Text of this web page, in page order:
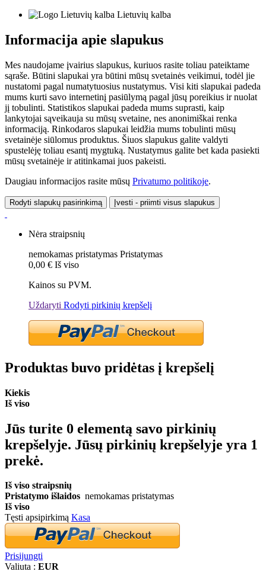
Lietuvių kalba
Informacija apie slapukus
Mes naudojame įvairius slapukus, kuriuos rasite toliau pateiktame
sąraše. Būtini slapukai yra būtini mūsų svetainės veikimui, todėl jie
nustatomi pagal numatytuosius nustatymus. Visi kiti slapukai padeda
mums kurti savo internetinį pasiūlymą pagal jūsų poreikius ir nuolat
jį tobulinti. Statistikos slapukai padeda mums suprasti, kaip
lankytojai sąveikauja su mūsų svetaine, nes anonimiškai renka
informaciją. Rinkodaros slapukai leidžia mums tobulinti mūsų
svetainėje siūlomus produktus. Šiuos slapukus galite valdyti
spustelėję toliau esantį mygtuką. Nustatymus galite bet kada pasiekti
mūsų svetainėje ir atitinkamai juos pakeisti.
Daugiau informacijos rasite mūsų Privatumo politikoje.
Rodyti slapukų pasirinkimą Įvesti - priimti visus slapukus
Nėra straipsnių
nemokamas pristatymas Pristatymas
0,00 € Iš viso
Kainos su PVM.
Uždaryti Rodyti pirkinių krepšelį
Produktas buvo pridėtas į krepšelį
Kiekis
Iš viso
Jūs turite 0 elementą savo pirkinių
krepšelyje. Jūsų pirkinių krepšelyje yra 1
prekė.
Iš viso straipsnių
Pristatymo išlaidos nemokamas pristatymas
Iš viso
Tęsti apsipirkimą Kasa
Prisijungti
Valiuta : EUR